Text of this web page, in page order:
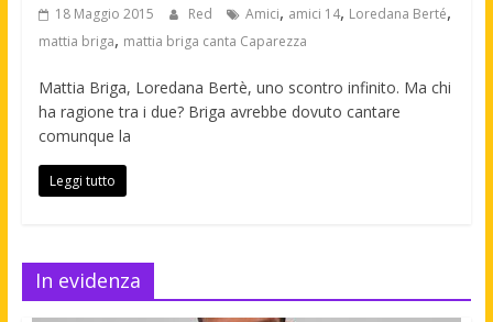
18 Maggio 2015 Red Amici, amici 14, Loredana Berté,
mattia briga, mattia briga canta Caparezza
Mattia Briga, Loredana Bertè, uno scontro infinito. Ma chi
ha ragione tra i due? Briga avrebbe dovuto cantare
comunque la
Leggi tutto
In evidenza